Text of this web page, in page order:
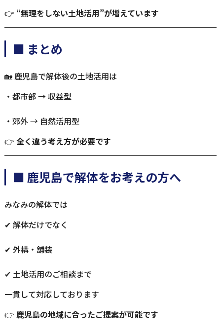
👉 “無理をしない土地活用”が増えています
■ まとめ
🏡 鹿児島で解体後の土地活用は
・都市部 → 収益型
・郊外 → 自然活用型
👉 全く違う考え方が必要です
■ 鹿児島で解体をお考えの方へ
みなみの解体では
✔ 解体だけでなく
✔ 外構・舗装
✔ 土地活用のご相談まで
一貫して対応しております
👉 鹿児島の地域に合ったご提案が可能です